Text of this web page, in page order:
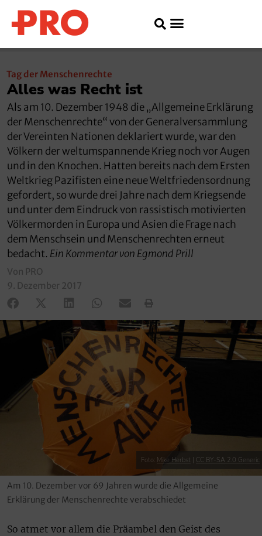
Tag der Menschenrechte
Alles was Recht ist
Als am 10. Dezember 1948 die „Allgemeine Erklärung
der Menschenrechte“ von der Generalversammlung
der Vereinten Nationen deklariert wurde, war den
Völkern der weltumspannende Krieg noch vor Augen
und in den Knochen. Hatten bereits nach dem Ersten
Weltkrieg Pazifisten eine neue Weltfriedensordnung
gefordert, so wurde drei Jahre nach dem Kriegsende
und unter dem Eindruck von rassistisch motivierten
Völkermorden in Europa und Asien die Frage nach
dem Menschsein und Menschenrechten erneut
bedacht. Ein Kommentar von Egmond Prill
Von PRO
9. Dezember 2017
Foto: Mike Herbst CC BY-SA 2.0 Generic
Am 10. Dezember vor 69 Jahren wurde die Allgemeine
Erklärung der Menschenrechte verabschiedet
So atmet vor allem die Präambel den Geist des